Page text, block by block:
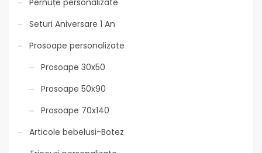
Seturi Aniversare 1 An
Prosoape personalizate
Prosoape 30x50
Prosoape 50x90
Prosoape 70x140
Articole bebelusi-Botez